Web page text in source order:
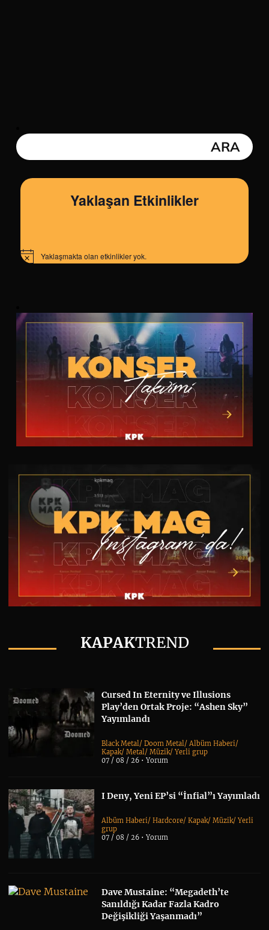
Yaklaşan Etkinlikler
Notice Yaklaşmakta olan etkinlikler yok.
KAPAKTREND
Cursed In Eternity ve Illusions
Play’den Ortak Proje: “Ashen Sky”
Yayımlandı
Black Metal/Doom Metal/Albüm Haberi/
Kapak/Metal/Müzik/Yerli grup
07 / 08 / 26 •Yorum
I Deny, Yeni EP’si “İnfial”ı Yayımladı
Albüm Haberi/Hardcore/Kapak/Müzik/Yerli
grup
07 / 08 / 26 •Yorum
Dave Mustaine: “Megadeth’te
Sanıldığı Kadar Fazla Kadro
Değişikliği Yaşanmadı”